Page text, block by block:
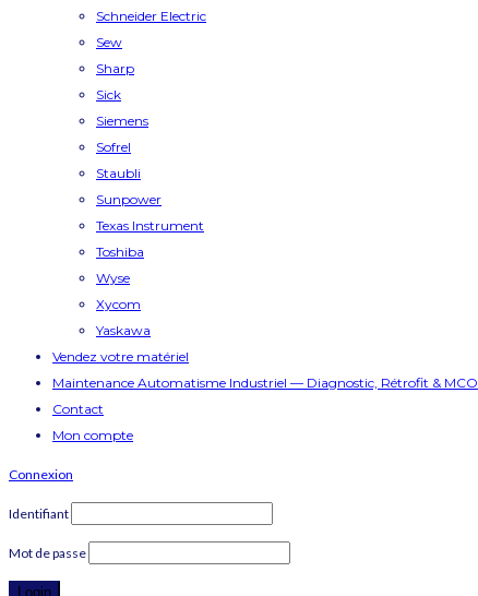
Schneider Electric
Sew
Sharp
Sick
Siemens
Sofrel
Staubli
Sunpower
Texas Instrument
Toshiba
Wyse
Xycom
Yaskawa
Vendez votre matériel
Maintenance Automatisme Industriel — Diagnostic, Rétrofit & MCO
Contact
Mon compte
Connexion
Identifiant
Mot de passe